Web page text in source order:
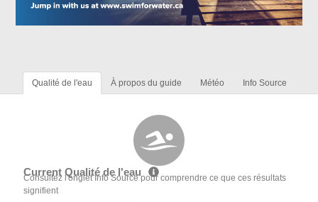
Qualité de l'eau À propos du guide Météo Info Source
Current Qualité de l'eau
Consultez l'onglet Info Source pour comprendre ce que ces résultats
signifient